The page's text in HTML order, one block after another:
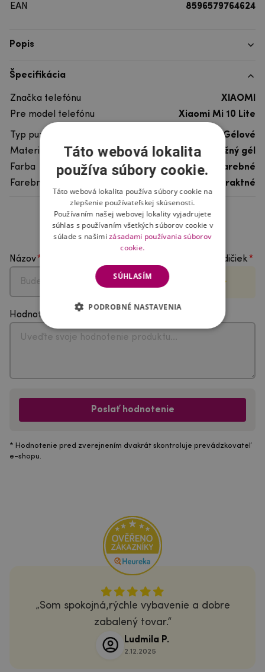
EAN
8596579764624
Popis
Špecifikácia
Značka telefónu
XIAOMI
Pre model telefónu
Xiaomi Mi 10 Lite
Typ puzdra
Gélové
Materiál
pružný gél
Farba
viacfarebné
Farebný motív
Abstraktné
Hodnotenie produktu
Názov Vyberte počet hviezdičiek
Hodnotenie
Poslať hodnotenie
* Hodnotenie pred zverejnením dvakrát skontroluje prevádzkovateľ
e-shopu.
Som spokojná,rýchle vybavenie a dobre
zabalený tovar.
Ludmila P.
2.12.2025
Táto webová lokalita
používa súbory cookie.
Táto webová lokalita používa súbory cookie na
zlepšenie používateľskej skúsenosti.
Používaním našej webovej lokality vyjadrujete
súhlas s používaním všetkých súborov cookie v
súlade s našimizásadami používania súborov
cookie.
SÚHLASÍM
PODROBNÉ NASTAVENIA